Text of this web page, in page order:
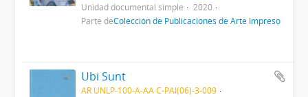
Unidad documental simple
2020
Parte deColección de Publicaciones de Arte Impreso
Ubi Sunt
AR UNLP-100-A-AA C-PAI(06)-3-009